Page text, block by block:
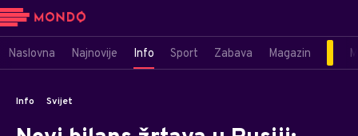
Naslovna Najnovije Info Sport Zabava Magazin
Info Svijet